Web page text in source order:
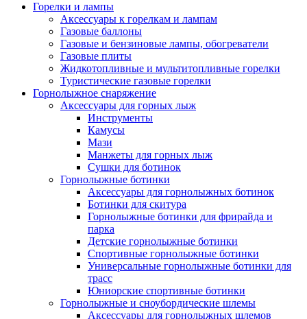
Горелки и лампы
Аксессуары к горелкам и лампам
Газовые баллоны
Газовые и бензиновые лампы, обогреватели
Газовые плиты
Жидкотопливные и мультитопливные горелки
Туристические газовые горелки
Горнолыжное снаряжение
Аксессуары для горных лыж
Инструменты
Камусы
Мази
Манжеты для горных лыж
Сушки для ботинок
Горнолыжные ботинки
Аксессуары для горнолыжных ботинок
Ботинки для скитура
Горнолыжные ботинки для фрирайда и
парка
Детские горнолыжные ботинки
Спортивные горнолыжные ботинки
Универсальные горнолыжные ботинки для
трасс
Юниорские спортивные ботинки
Горнолыжные и сноубордические шлемы
Аксессуары для горнолыжных шлемов